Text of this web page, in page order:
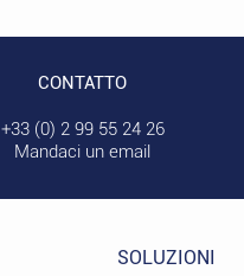
CONTATTO
+33 (0) 2 99 55 24 26
Mandaci un email
SOLUZIONI